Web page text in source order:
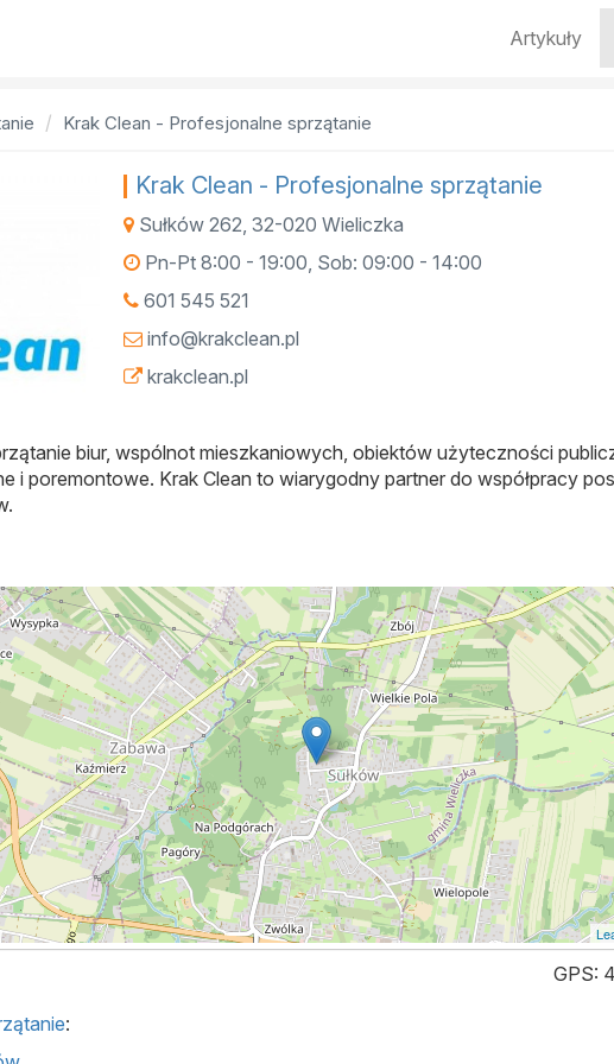
Artykuły
Krak Clean - Profesjonalne sprzątanie
Krak Clean - Profesjonalne sprzątanie
Sułków 262,32-020 Wieliczka
Pn-Pt 8:00 - 19:00, Sob: 09:00 - 14:00
601 545 521
info@krakclean.pl
krakclean.pl
biur, wspólnot mieszkaniowych, obiektów użyteczności
i poremontowe. Krak Clean to wiarygodny partner do współpracy
GPS:
: